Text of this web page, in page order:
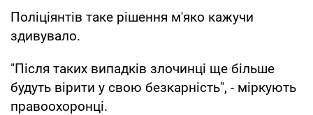
Поліціянтів таке рішення м'яко кажучи
здивувало.
"Після таких випадків злочинці ще більше
будуть вірити у свою безкарність", - міркують
правоохоронці.